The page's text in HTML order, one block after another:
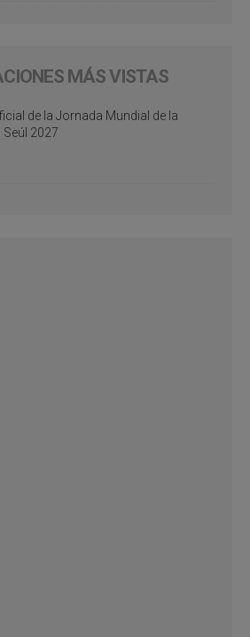
MÁS VISTAS
de la Jornada Mundial de la
2027